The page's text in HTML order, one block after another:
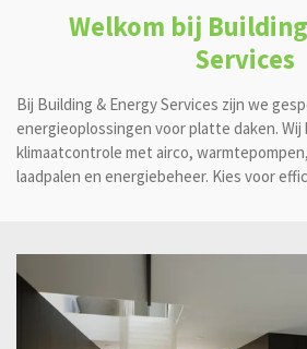
Welkom bij
Services
Bij Building & Energy Services zijn we
energieoplossingen voor platte daken.
klimaatcontrole met airco,
laadpalen en energiebeheer. Kies voor